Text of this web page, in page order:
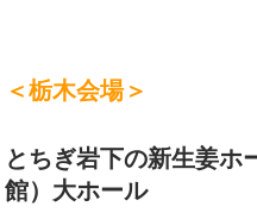
＜栃木会場＞
とちぎ岩下の新生姜ホ
館）大ホール